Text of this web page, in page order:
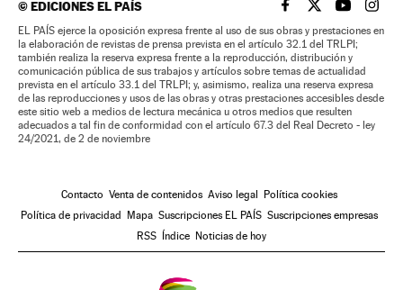
©EDICIONES EL PAÍS EL PAÍS BRASIL EN
EL PAÍSEL PAÍS
EL
EL PAÍS ejerce la oposición expresa frente al uso de sus obras y prestaciones en
la elaboración de revistas de prensa prevista en el artículo 32.1 del TRLPI;
también realiza la reserva expresa frente a la reproducción, distribución y
comunicación pública de sus trabajos y artículos sobre temas de actualidad
prevista en el artículo 33.1 del TRLPI; y, asimismo, realiza una reserva expresa
de las reproducciones y usos de las obras y otras prestaciones accesibles desde
este sitio web a medios de lectura mecánica u otros medios que resulten
adecuados a tal fin de conformidad con el artículo 67.3 del Real Decreto - ley
24/2021, de 2 de noviembre
Contacto Venta de contenidos Aviso legal Política cookies
Política de privacidad Mapa Suscripciones EL PAÍS Suscripciones empresas
RSS Índice Noticias de hoy